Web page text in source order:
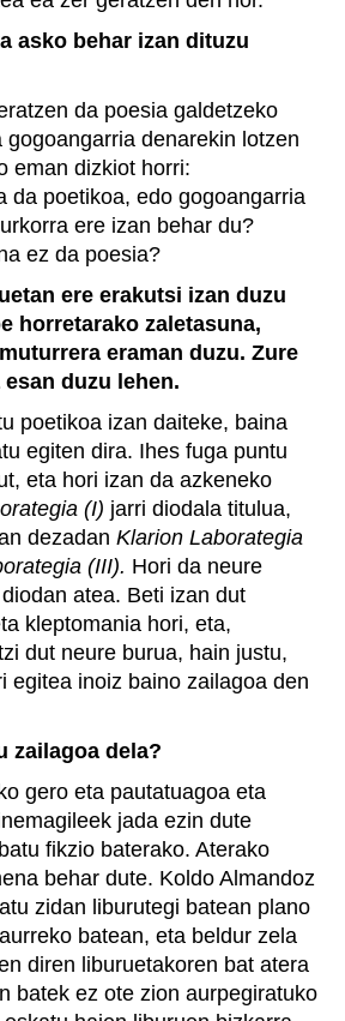
asko behar izan dituzu
da poesia galdetzeko
gogoangarria denarekin lotzen
eman dizkiot horri:
da poetikoa, edo gogoangarria
ere izan behar du?
ez da poesia?
ere erakutsi izan duzu
horretarako zaletasuna,
eraman duzu. Zure
duzu lehen.
poetikoa izan daiteke, baina
egiten dira. Ihes fuga puntu
eta hori izan da azkeneko
(I) jarri diodala titulua,
dezadan Klarion Laborategia
(III). Hori da neure
atea. Beti izan dut
kleptomania hori, eta,
dut neure burua, hain justu,
egitea inoiz baino zailagoa den
zailagoa dela?
gero eta pautatuagoa eta
jada ezin dute
fikzio baterako. Aterako
behar dute. Koldo Almandoz
zidan liburutegi batean plano
batean, eta beldur zela
diren liburuetakoren bat atera
batek ez ote zion aurpegiratuko